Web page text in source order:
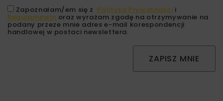
Zapoznałam/em się z Polityką Prywatności i
Regulaminem oraz wyrażam zgodę na otrzymywanie na
podany przeze mnie adres e-mail korespondencji
handlowej w postaci newslettera.
ZAPISZ MNIE